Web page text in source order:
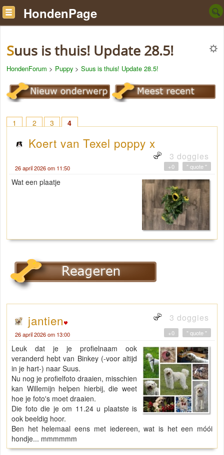
HondenPage
Suus is thuis! Update 28.5!
HondenForum > Puppy > Suus is thuis! Update 28.5!
1 2 3 4
Koert van Texel poppy x
3 doggies
26 april 2026 om 11:50 " quote "
+0
Wat een plaatje
jantien 3 doggies
26 april 2026 om 13:00 " quote "
+0
Leuk dat je je profielnaam ook
veranderd hebt van Binkey (-voor altijd
in je hart-) naar Suus.
Nu nog je profielfoto draaien, misschien
kan Willemijn helpen hierbij, die weet
hoe je foto's moet draaien.
Die foto die je om 11.24 u plaatste is
ook beeldig hoor.
Ben het helemaal eens met iedereen, wat is het een móói
hondje... mmmmmm